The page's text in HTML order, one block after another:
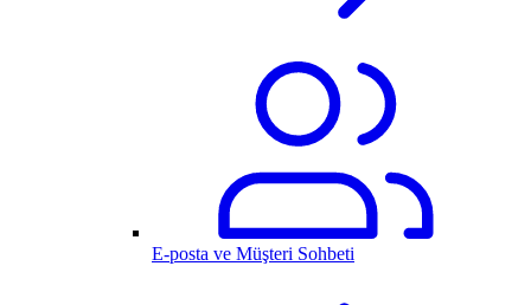
E-posta ve Müşteri Sohbeti